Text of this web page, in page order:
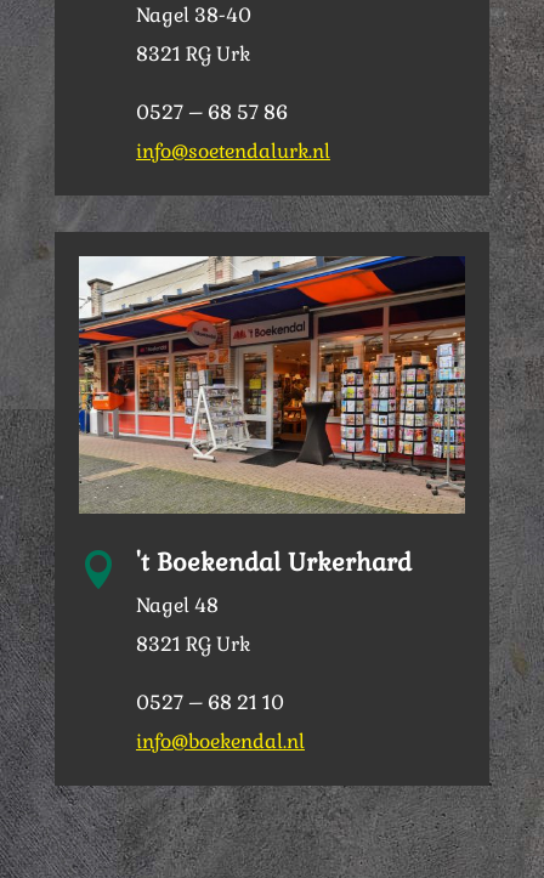
Nagel 38-40
8321 RG Urk
0527 – 68 57 86
info@soetendalurk.nl
 't Boekendal Urkerhard
Nagel 48
8321 RG Urk
0527 – 68 21 10
info@boekendal.nl